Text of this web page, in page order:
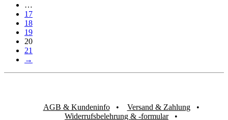
…
17
18
19
20
21
→
AGB & Kundeninfo
Versand & Zahlung
Widerrufsbelehrung & -formular